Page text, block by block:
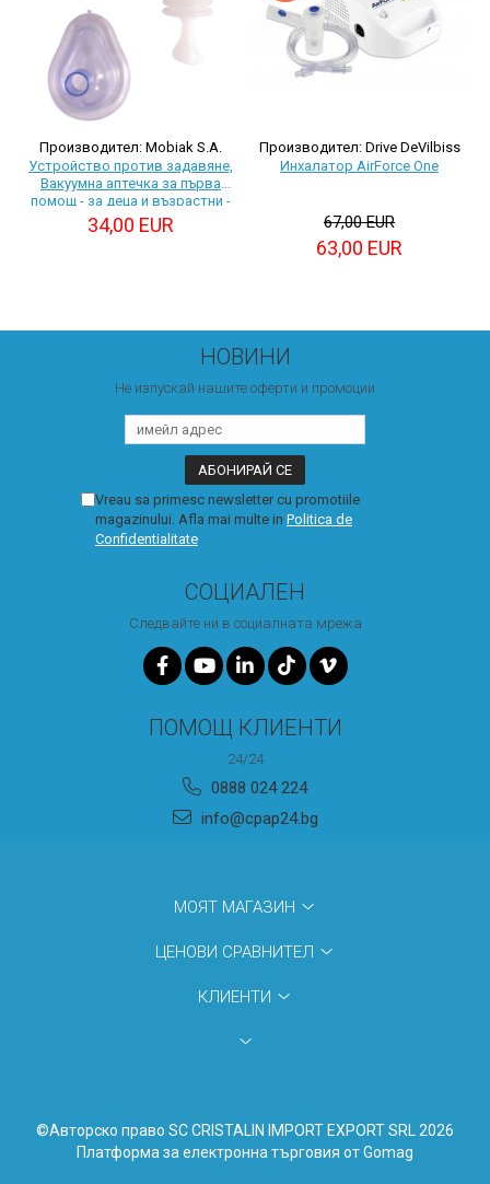
Производител: Mobiak S.A.
Устройство против задавяне,
Вакуумна аптечка за първа
помощ - за деца и възрастни -
Mobiak
34,00 EUR
Производител: Drive DeVilbiss
Инхалатор AirForce One
67,00 EUR
63,00 EUR
НОВИНИ
Не изпускай нашите оферти и промоции
Vreau sa primesc newsletter cu promotiile
magazinului. Afla mai multe in Politica de
Confidentialitate
СОЦИАЛЕН
Следвайте ни в социалната мрежа
ПОМОЩ КЛИЕНТИ
24/24
0888 024 224
info@cpap24.bg
МОЯТ МАГАЗИН
ЦЕНОВИ СРАВНИТЕЛ
КЛИЕНТИ
©Авторско право SC CRISTALIN IMPORT EXPORT SRL 2026
Платформа за електронна търговия от Gomag